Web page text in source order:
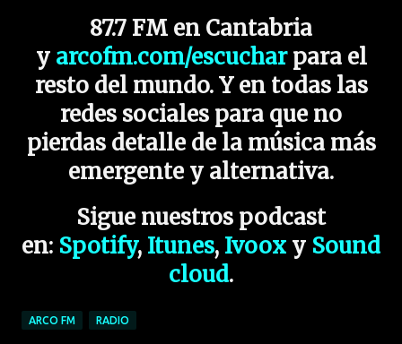
87.7 FM en Cantabria
y arcofm.com/escuchar para el
resto del mundo. Y en todas las
redes sociales para que no
pierdas detalle de la música más
emergente y alternativa.
Sigue nuestros podcast
en: Spotify, Itunes, Ivoox y Sound
cloud.
ARCO FM RADIO